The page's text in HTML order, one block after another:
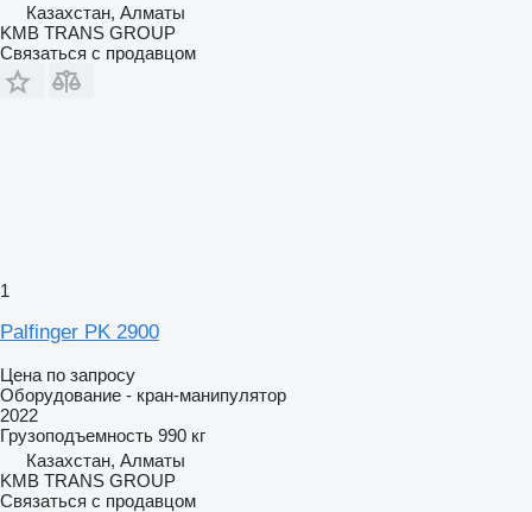
Казахстан, Алматы
KMB TRANS GROUP
Связаться с продавцом
1
Palfinger PK 2900
Цена по запросу
Оборудование - кран-манипулятор
2022
Грузоподъемность 990 кг
Казахстан, Алматы
KMB TRANS GROUP
Связаться с продавцом